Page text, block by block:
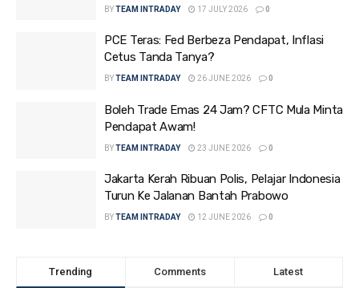
BYTEAM INTRADAY 17 JULY 2026 0
PCE Teras: Fed Berbeza Pendapat, Inflasi
Cetus Tanda Tanya?
BYTEAM INTRADAY 26 JUNE 2026 0
Boleh Trade Emas 24 Jam? CFTC Mula Minta
Pendapat Awam!
BYTEAM INTRADAY 23 JUNE 2026 0
Jakarta Kerah Ribuan Polis, Pelajar Indonesia
Turun Ke Jalanan Bantah Prabowo
BYTEAM INTRADAY 12 JUNE 2026 0
Trending Comments Latest